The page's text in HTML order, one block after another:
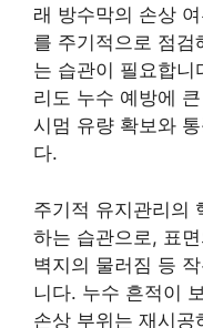
래 방수막의 손상
를 주기적으로 점
는 습관이 필요합
리도 누수 예방에
시멈 유량 확보와
다.
주기적 유지관리의
하는 습관으로, 표
벽지의 물러짐 등
니다. 누수 흔적이
손상 부위는 재시